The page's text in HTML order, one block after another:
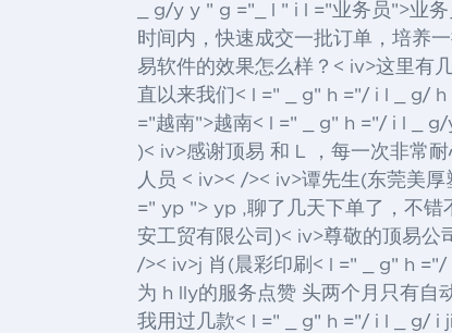
_ g/y y " g ="_ l " i l ="业务员">业务
时间内，快速成交一批订单，培
易软件的效果怎么样？< iv>这里有
直以来我们< l =" _ g" h ="/ i l _ g/
="越南">越南< l =" _ g" h ="/ i l _
)< iv>感谢顶易 和 L ，每一次非常
人员 < iv>< />< iv>谭先生(东莞美
=" yp "> yp ,聊了几天下单了，不
安工贸有限公司)< iv>尊敬的顶易公
/>< iv>j 肖(晨彩印刷< l =" _ g" h
为 h lly的服务点赞 头两个月只有自
我用过几款< l =" _ g" h ="/ i l _ g/ i